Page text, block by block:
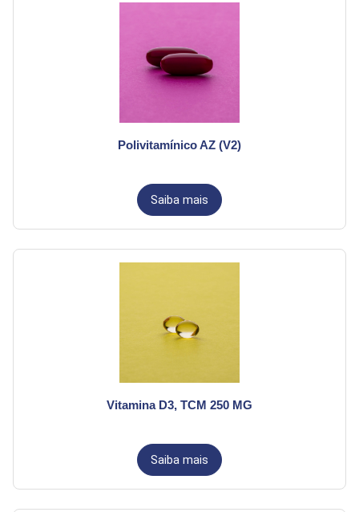
Polivitamínico AZ (V2)
Saiba mais
Vitamina D3, TCM 250 MG
Saiba mais